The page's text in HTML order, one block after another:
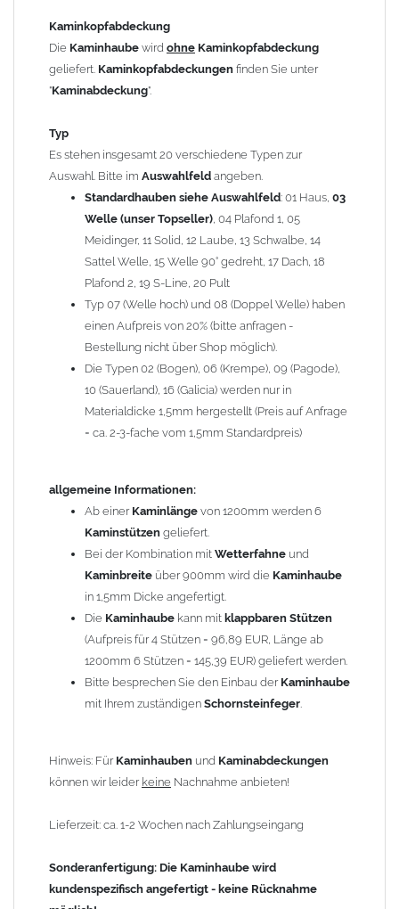
angefertigt.
DieKaminhaubekann mitklappbaren Stützen
für 4 Stützen = 96,89 EUR, Länge ab 1200mm 6 Stützen =
145,39 EUR) geliefert werden.
Ihrem zuständigen
Hinweis: FürKaminhaubenundKaminabdeckungenkönnen wir
Nachnahme anbieten!
Lieferzeit: ca. 1-2 Wochen nach Zahlungseingang
Sonderanfertigung: Die Kaminhaube wird kundenspezifisch
angefertigt - keine Rücknahme möglich!
Zum Bild vergößern, bitte auf das Bild klicken!
Kaminkopfabdeckung
Die Kaminhaube wird ohne Kaminkopfabdeckung
geliefert. Kaminkopfabdeckungen finden Sie unter
"Kaminabdeckung".
Typ
Es stehen insgesamt 20 verschiedene Typen zur
Auswahl. Bitte im Auswahlfeld angeben.
Standardhauben siehe Auswahlfeld: 01 Haus, 03
Welle (unser Topseller), 04 Plafond 1, 05
Meidinger, 11 Solid, 12 Laube, 13 Schwalbe, 14
Sattel Welle, 15 Welle 90° gedreht, 17 Dach, 18
Plafond 2, 19 S-Line, 20 Pult
Typ 07 (Welle hoch) und 08 (Doppel Welle) haben
einen Aufpreis von 20% (bitte anfragen -
Bestellung nicht über Shop möglich).
Die Typen 02 (Bogen), 06 (Krempe), 09 (Pagode),
10 (Sauerland), 16 (Galicia) werden nur in
Materialdicke 1,5mm hergestellt (Preis auf Anfrage
= ca. 2-3-fache vom 1,5mm Standardpreis)
allgemeine Informationen:
Ab einer Kaminlänge von 1200mm werden 6
Kaminstützen geliefert.
Bei der Kombination mit Wetterfahne und
Kaminbreite über 900mm wird die Kaminhaube
in 1,5mm Dicke angefertigt.
Die Kaminhaube kann mit klappbaren Stützen
(Aufpreis für 4 Stützen = 96,89 EUR, Länge ab
1200mm 6 Stützen = 145,39 EUR) geliefert werden.
Bitte besprechen Sie den Einbau der Kaminhaube
mit Ihrem zuständigen Schornsteinfeger.
Hinweis: Für Kaminhauben und Kaminabdeckungen
können wir leider keine Nachnahme anbieten!
Lieferzeit: ca. 1-2 Wochen nach Zahlungseingang
Sonderanfertigung: Die Kaminhaube wird
kundenspezifisch angefertigt - keine Rücknahme